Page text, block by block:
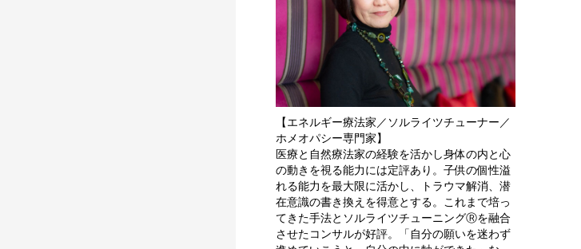
【エネルギー療法家／ソルライツチューナー／
ホメオパシー専門家】
医療と自然療法家の経験を活かし身体の内と心
の動きを視る能力には定評あり。子供の個性溢
れる能力を最大限に活かし、トラウマ解消、潜
在意識の書き換えを得意とする。これまで培っ
てきた手法とソルライツチューニングⓇを融合
させたコンサルが好評。「自分の願いを迷わず